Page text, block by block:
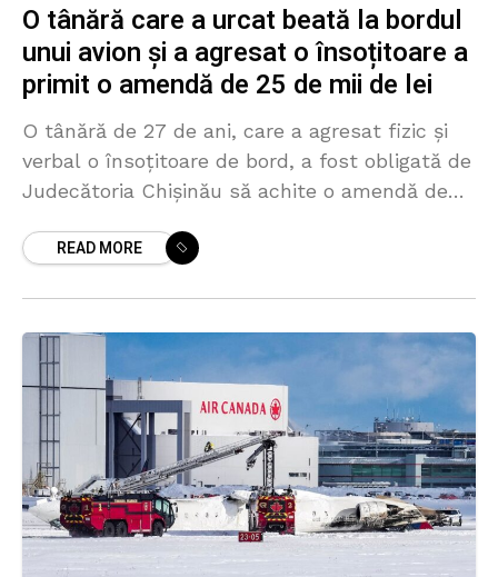
O tânără care a urcat beată la bordul
unui avion și a agresat o însoțitoare a
primit o amendă de 25 de mii de lei
O tânără de 27 de ani, care a agresat fizic și
verbal o însoțitoare de bord, a fost obligată de
Judecătoria Chișinău să achite o amendă de
READ MORE